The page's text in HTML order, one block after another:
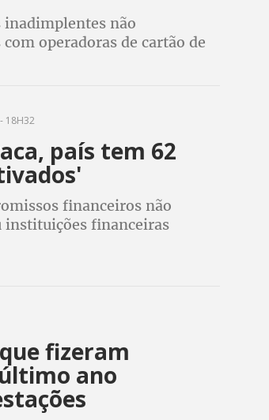
inadimplentes não
operadoras de cartão de
18H32
país tem 62
financeiros não
instituições financeiras
fizeram
ano